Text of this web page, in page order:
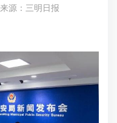
来源：三明日报